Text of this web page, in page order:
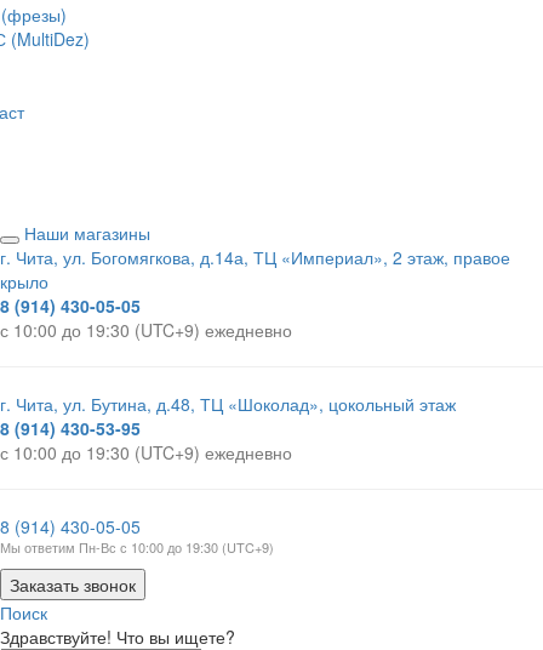
Наши магазины
г. Чита, ул. Богомягкова, д.14а, ТЦ «Империал», 2 этаж, правое
крыло
8 (914) 430-05-05
с 10:00 до 19:30 (UTC+9) ежедневно
г. Чита, ул. Бутина, д.48, ТЦ «Шоколад», цокольный этаж
8 (914) 430-53-95
с 10:00 до 19:30 (UTC+9) ежедневно
8 (914) 430-05-05
Мы ответим Пн-Вс с 10:00 до 19:30 (UTC+9)
Заказать звонок
Поиск
Здравствуйте! Что вы ищете?